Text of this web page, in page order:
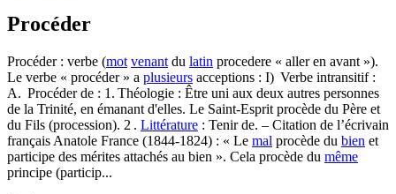
Procéder
Procéder : verbe (mot venant du latin procedere « aller en avant »).
Le verbe « procéder » a plusieurs acceptions : I) Verbe intransitif :
A. Procéder de : 1. Théologie : Être uni aux deux autres personnes
de la Trinité, en émanant d'elles. Le Saint-Esprit procède du Père et
du Fils (procession). 2 . Littérature : Tenir de. – Citation de l’écrivain
français Anatole France (1844-1824) : « Le mal procède du bien et
participe des mérites attachés au bien ». Cela procède du même
principe (particip...